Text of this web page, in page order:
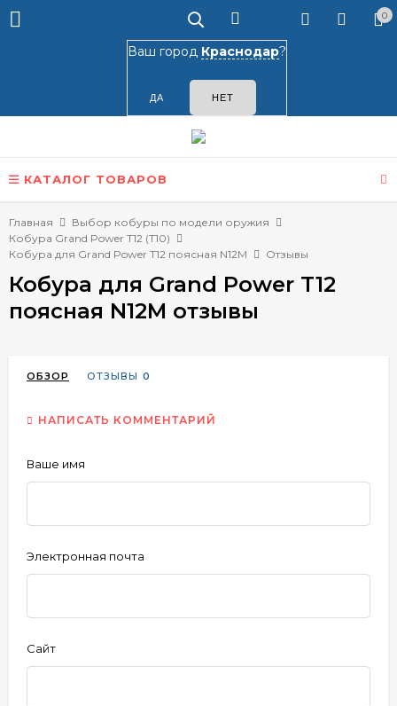
Ваш город Краснодар?
0
КАТАЛОГ ТОВАРОВ
Главная
Выбор кобуры по модели оружия
Кобура Grand Power T12 (T10)
Кобура для Grand Power T12 поясная N12M
Отзывы
Кобура для Grand Power T12
поясная N12M отзывы
ОБЗОР ОТЗЫВЫ 0
НАПИСАТЬ КОММЕНТАРИЙ
Ваше имя
Электронная почта
Сайт